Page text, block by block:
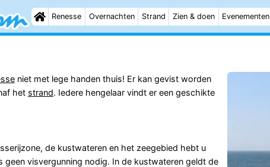
Renesse Overnachten Strand Zien & doen Evenementen
niet met lege handen thuis! Er kan gevist worden
het strand. Iedere hengelaar vindt er een geschikte
de kustwateren en het zeegebied hebt u
geen visvergunning nodig. In de kustwateren geldt de